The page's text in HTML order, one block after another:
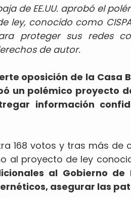
de EE.UU. aprobó el
ley, conocido como
proteger sus redes
de autor.
oposición de la Casa
un polémico
información
168 votos y tras más
al proyecto de ley
al Gobierno de
asegurar las